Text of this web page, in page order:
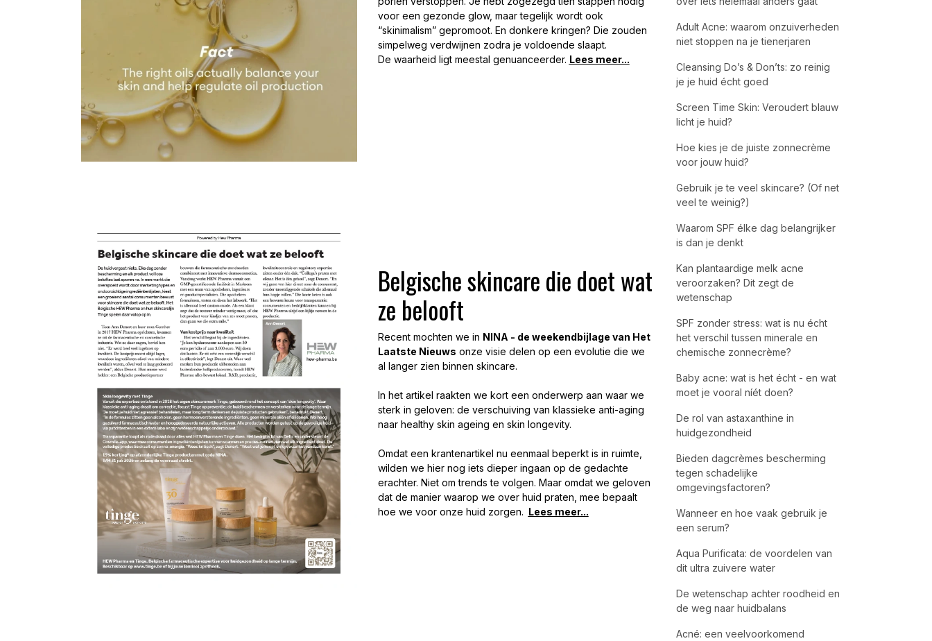
voor een gezonde glow, maar tegelijk wordt ook
“skinimalism” gepromoot. En donkere kringen? Die zouden
simpelweg verdwijnen zodra je voldoende slaapt.
De waarheid ligt meestal genuanceerder. Lees meer...
Belgische skincare die doet wat
ze belooft
Recent mochten we in NINA - de weekendbijlage van Het
Laatste Nieuws onze visie delen op een evolutie die we
al langer zien binnen skincare.
In het artikel raakten we kort een onderwerp aan waar we
sterk in geloven: de verschuiving van klassieke anti-aging
naar healthy skin ageing en skin longevity.
Omdat een krantenartikel nu eenmaal beperkt is in ruimte,
wilden we hier nog iets dieper ingaan op de gedachte
erachter. Niet om trends te volgen. Maar omdat we geloven
dat de manier waarop we over huid praten, mee bepaalt
hoe we voor onze huid zorgen. Lees meer...
Adult Acne: waarom onzuiverheden
niet stoppen na je tienerjaren
Cleansing Do’s & Don’ts: zo reinig
je je huid écht goed
Screen Time Skin: Veroudert blauw
licht je huid?
Hoe kies je de juiste zonnecrème
voor jouw huid?
Gebruik je te veel skincare? (Of net
veel te weinig?)
Waarom SPF élke dag belangrijker
is dan je denkt
Kan plantaardige melk acne
veroorzaken? Dit zegt de
wetenschap
SPF zonder stress: wat is nu écht
het verschil tussen minerale en
chemische zonnecrème?
Baby acne: wat is het écht - en wat
moet je vooral níét doen?
De rol van astaxanthine in
huidgezondheid
Bieden dagcrèmes bescherming
tegen schadelijke
omgevingsfactoren?
Wanneer en hoe vaak gebruik je
een serum?
Aqua Purificata: de voordelen van
dit ultra zuivere water
De wetenschap achter roodheid en
de weg naar huidbalans
Acné: een veelvoorkomend